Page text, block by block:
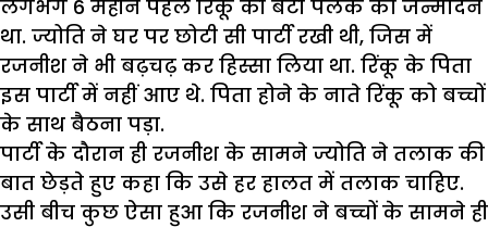
लगभग 6 महीने पहले रिंकू की बेटी पलक का जन्मदिन
था. ज्योति ने घर पर छोटी सी पार्टी रखी थी, जिस में
रजनीश ने भी बढ़चढ़ कर हिस्सा लिया था. रिंकू के पिता
इस पार्टी में नहीं आए थे. पिता होने के नाते रिंकू को बच्चों
के साथ बैठना पड़ा.
पार्टी के दौरान ही रजनीश के सामने ज्योति ने तलाक की
बात छेड़ते हुए कहा कि उसे हर हालत में तलाक चाहिए.
उसी बीच कुछ ऐसा हुआ कि रजनीश ने बच्चों के सामने ही